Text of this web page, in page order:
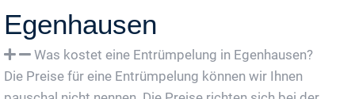
Egenhausen
Was kostet eine Entrümpelung in Egenhausen?
Die Preise für eine Entrümpelung können wir Ihnen